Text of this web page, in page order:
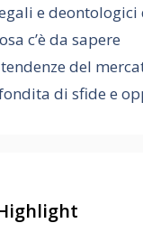
e deontologici
c’è da sapere
del
di sfide e